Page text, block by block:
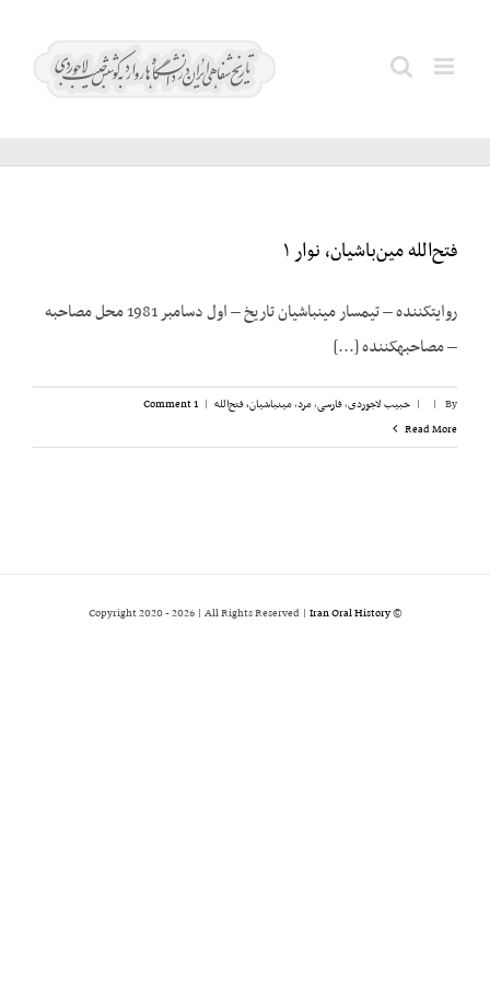
ظهیرالدوله
فتح‌الله مین‌باشیان، نوار ۱
روایت­کننده – تیمسار مین­باشیان تاریخ – اول دسامبر 1981 محل مصاحبه
– مصاحبه­کننده [...]
By
|
| حبیب لاجوردی,فارسی,مرد,مینباشیان، فتح‌الله |
1 Comment
Read More
© Copyright 2020 -
2026 | All Rights Reserved | Iran Oral History